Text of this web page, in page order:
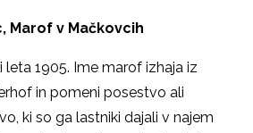
Marof v Mačkovcih
leta 1905. Ime marof izhaja iz
in pomeni posestvo ali
ki so ga lastniki dajali v najem